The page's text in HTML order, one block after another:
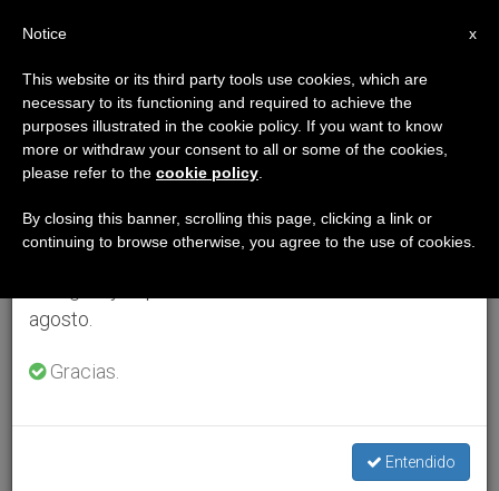
×
Aviso importante
Del 27 de julio al 7 de agosto haremos la pausa
anual, aprovechando que en el periodo de verano
se generan menos informaciones y también el
agosto.
Gracias.
Entendido
x
Notice
This website or its third party tools use cookies, which are
necessary to its functioning and required to achieve the
purposes illustrated in the cookie policy. If you want to know
more or withdraw your consent to all or some of the cookies,
please refer to the cookie policy
By closing this banner, scrolling this page, clicking a link or
continuing to browse otherwise, you agree to the use of cookies.